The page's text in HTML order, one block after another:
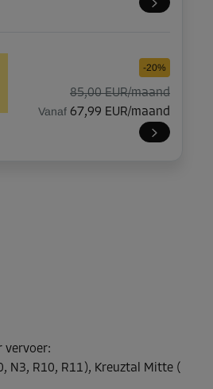
-20%
85,00 EUR/maand
Vanaf 67,99 EUR/maand
Vanaf 48,59 EUR/maand
vervoer:
N3, R10, R11), Kreuztal Mitte (